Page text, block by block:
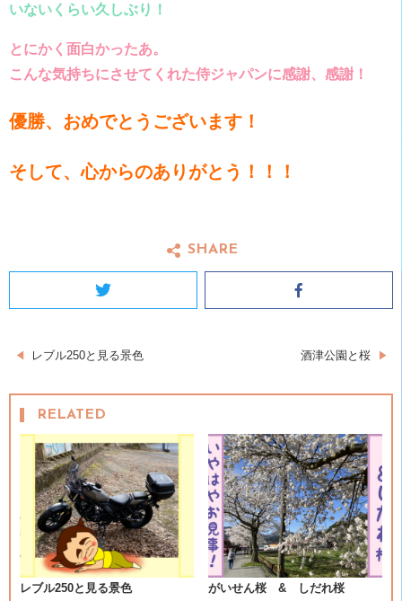
いないくらい久しぶり！
とにかく面白かったあ。
こんな気持ちにさせてくれた侍ジャパンに感謝、感謝！
優勝、おめでとうございます！
そして、心からのありがとう！！！
SHARE
Twitter
投
稿
ナ
ビ
ゲ
ー
シ
レブル250と見る景色 酒津公園と桜
RELATED
レブル250と見る景色 がいせん桜 & しだれ桜